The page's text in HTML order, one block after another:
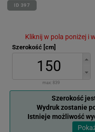
ID 397
Kliknij w pola poniżej i
Szerokość [cm]
max: 839
Szerokość
Wydruk zostanie
Istnieje możliwość